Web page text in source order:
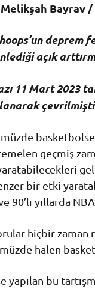
Bayrav /
deprem
açık
11 Mart 2023
geçmiş
bir etki
90’lı yıllarda
hiçbir zaman
halen
yapılan bu